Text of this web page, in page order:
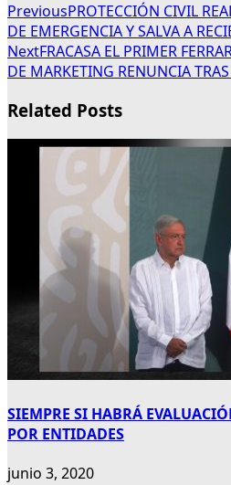
PreviousPROTECCIÓN CIVIL
DE EMERGENCIA Y SALVA A
NextFRACASA EL PRIMER
DE MARKETING RENUNCIA
Related Posts
SIEMPRE SI HABRÁ
POR ENTIDADES
junio 3, 2020